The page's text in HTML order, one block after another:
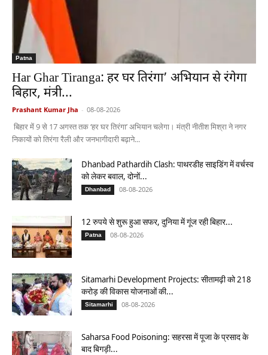
Patna
Har Ghar Tiranga: हर घर तिरंगा’ अभियान से रंगेगा
बिहार, मंत्री...
Prashant Kumar Jha - 08-08-2026
बिहार में 9 से 17 अगस्त तक ‘हर घर तिरंगा’ अभियान चलेगा। मंत्री नीतीश मिश्रा ने नगर
निकायों को तिरंगा रैली और जनभागीदारी बढ़ाने...
Dhanbad Pathardih Clash: पाथरडीह साइडिंग में वर्चस्व
को लेकर बवाल, दोनों...
Dhanbad 08-08-2026
12 रुपये से शुरू हुआ सफर, दुनिया में गूंज रही बिहार...
Patna 08-08-2026
Sitamarhi Development Projects: सीतामढ़ी को 218
करोड़ की विकास योजनाओं की...
Sitamarhi 08-08-2026
Saharsa Food Poisoning: सहरसा में पूजा के प्रसाद के
बाद बिगड़ी...